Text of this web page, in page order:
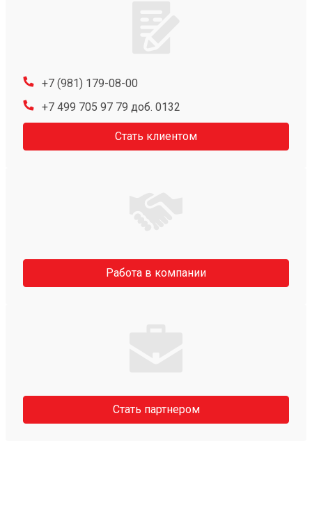
+7 (981) 179-08-00
+7 499 705 97 79 доб. 0132
Стать клиентом
Работа в компании
Стать партнером